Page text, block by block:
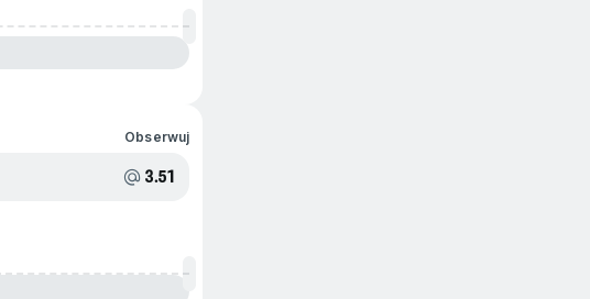
Obserwuj
3.51